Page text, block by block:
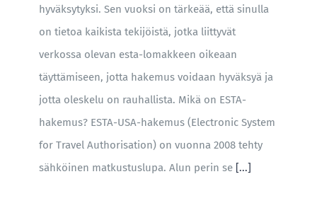
hyväksytyksi. Sen vuoksi on tärkeää, että sinulla
on tietoa kaikista tekijöistä, jotka liittyvät
verkossa olevan esta-lomakkeen oikeaan
täyttämiseen, jotta hakemus voidaan hyväksyä ja
jotta oleskelu on rauhallista. Mikä on ESTA-
hakemus? ESTA-USA-hakemus (Electronic System
for Travel Authorisation) on vuonna 2008 tehty
sähköinen matkustuslupa. Alun perin se [...]